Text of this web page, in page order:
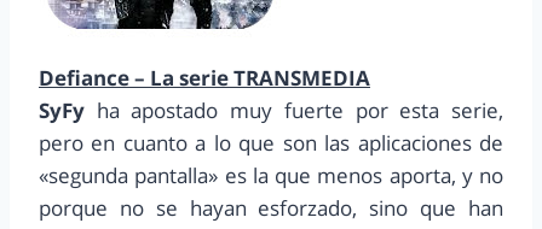
Defiance – La serie TRANSMEDIA
SyFy ha apostado muy fuerte por esta serie,
pero en cuanto a lo que son las aplicaciones de
«segunda pantalla» es la que menos aporta, y no
porque no se hayan esforzado, sino que han